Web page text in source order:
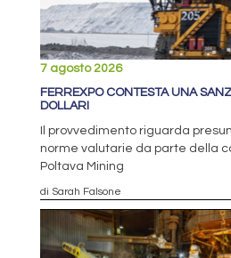
7 agosto 2026
FERREXPO CONTESTA UNA
DOLLARI
Il provvedimento riguarda
norme valutarie da parte della
Poltava Mining
di Sarah Falsone